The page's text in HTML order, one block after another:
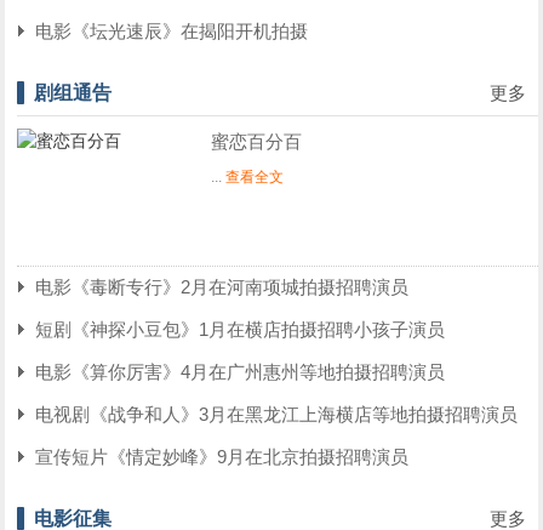
电影《坛光速辰》在揭阳开机拍摄
剧组通告 更多
蜜恋百分百
...查看全文
电影《毒断专行》2月在河南项城拍摄招聘演员
短剧《神探小豆包》1月在横店拍摄招聘小孩子演员
电影《算你厉害》4月在广州惠州等地拍摄招聘演员
电视剧《战争和人》3月在黑龙江上海横店等地拍摄招聘演员
宣传短片《情定妙峰》9月在北京拍摄招聘演员
电影征集 更多